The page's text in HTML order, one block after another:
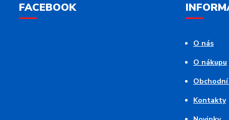
FACEBOOK
O nás
O nákupu
Kontakty